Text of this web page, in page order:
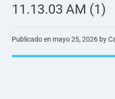
11.13.03 AM (1)
Publicado en mayo 25, 2026 by